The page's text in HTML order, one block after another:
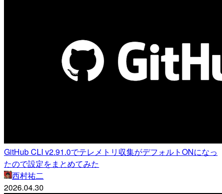
GitHub CLI v2.91.0でテレメトリ収集がデフォルトONになっ
たので設定をまとめてみた
西村祐二
2026.04.30